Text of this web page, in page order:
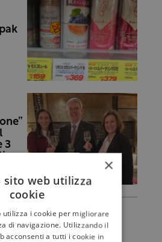
3
×
sito web utilizza
cookie
utilizza i cookie per migliorare
di navigazione. Utilizzando il
acconsenti a tutti i cookie in